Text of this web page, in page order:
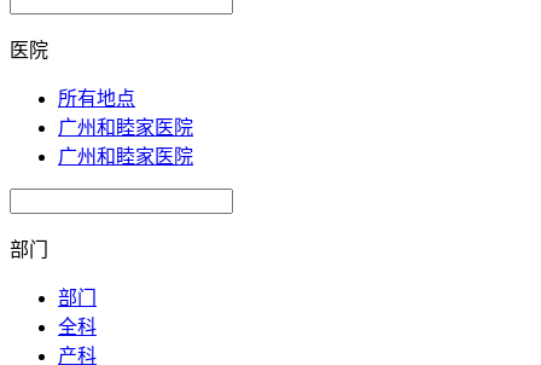
医院
所有地点
广州和睦家医院
广州和睦家医院
部门
部门
全科
产科